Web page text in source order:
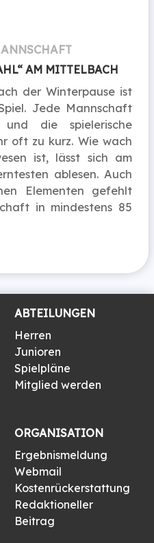
AM MITTELBACH
der Winterpause ist
Jede Mannschaft
die spielerische
oft zu kurz. Wie wach
ist, lässt sich am
ablesen. Auch
Elementen gefehlt
in mindestens 85
ABTEILUNGEN
Herren
Junioren
Spielpläne
Mitglied werden
ORGANISATION
Ergebnismeldung
Webmail
Kostenrückerstattung
Redaktioneller
Beitrag